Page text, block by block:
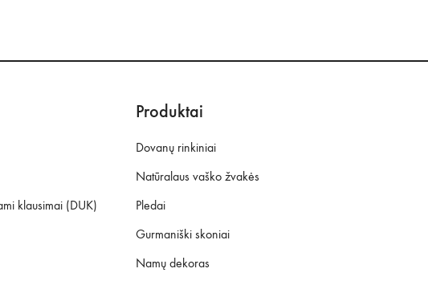
klausimai (DUK)
Produktai
Dovanų rinkiniai
Natūralaus vaško žvakės
Pledai
Gurmaniški skoniai
Namų dekoras